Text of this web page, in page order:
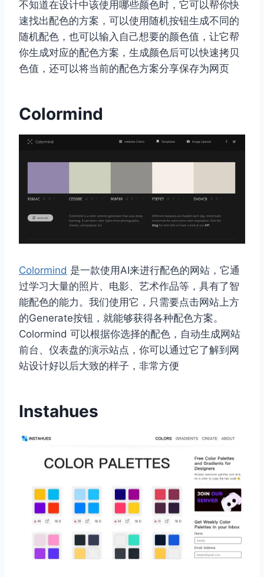
不知道在设计中该使用哪些颜色时，它可以帮你快
速找出配色的方案，可以使用随机按钮生成不同的
随机配色，也可以输入自己想要的颜色值，让它帮
你生成对应的配色方案，生成颜色后可以快速拷贝
色值，还可以将当前的配色方案分享保存为网页
Colormind
Colormind 是一款使用AI来进行配色的网站，它通
过学习大量的照片、电影、艺术作品等，具有了智
能配色的能力。我们使用它，只需要点击网站上方
的Generate按钮，就能够获得各种配色方案。
Colormind 可以根据你选择的配色，自动生成网站
前台、仪表盘的演示站点，你可以通过它了解到网
站设计好以后大致的样子，非常方便
Instahues